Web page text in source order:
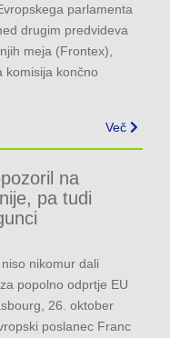
parlamenta
drugim predvideva
meja (Frontex),
komisija končno
Več
na
pa tudi
nikomur dali
popolno odprtje EU
26. oktober
poslanec Franc